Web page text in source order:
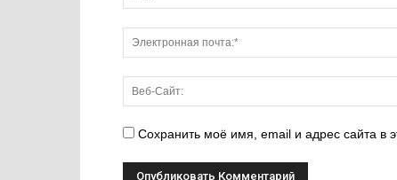
Сохранить моё имя, email и адрес сайта в